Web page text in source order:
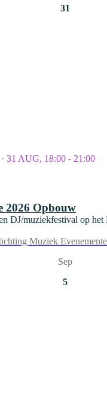
31
31 AUG, 18:00 - 21:00
2026 Opbouw
DJ/muziekfestival op
Muziek
Sep
5